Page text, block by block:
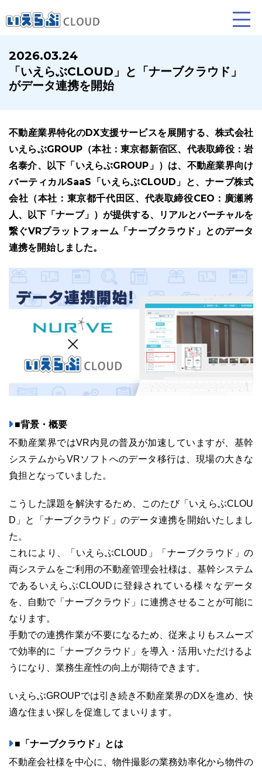
賃貸仲介 売買仲介
ホームページ制作について プラン紹介･制作の流れ
ホームページ制作実績
お役立ちブログ 資料ダウンロード
特長 サービス一覧
03-6689-1791
2026.03.24
「いえらぶCLOUD」と「ナーブクラウド」
がデータ連携を開始
不動産業界特化のDX支援サービスを展開する、株式会社
いえらぶGROUP（本社：東京都新宿区、代表取締役：岩
名泰介、以下「いえらぶGROUP」）は、不動産業界向け
バーティカルSaaS「いえらぶCLOUD」と、ナーブ株式
会社（本社：東京都千代田区、代表取締役CEO：廣瀬將
人、以下「ナーブ」）が提供する、リアルとバーチャルを
繋ぐVRプラットフォーム「ナーブクラウド」とのデータ
連携を開始しました。
■背景・概要
不動産業界ではVR内見の普及が加速していますが、基幹
システムからVRソフトへのデータ移行は、現場の大きな
負担となっていました。
こうした課題を解決するため、このたび「いえらぶCLOU
D」と「ナーブクラウド」のデータ連携を開始いたしまし
た。
これにより、「いえらぶCLOUD」「ナーブクラウド」の
両システムをご利用の不動産管理会社様は、基幹システム
であるいえらぶCLOUDに登録されている様々なデータ
を、自動で「ナーブクラウド」に連携させることが可能に
なります。
手動での連携作業が不要になるため、従来よりもスムーズ
で効率的に「ナーブクラウド」を導入・活用いただけるよ
うになり、業務生産性の向上が期待できます。
いえらぶGROUPでは引き続き不動産業界のDXを進め、快
適な住まい探しを促進してまいります。
■「ナーブクラウド」とは
不動産会社様を中心に、物件撮影の業務効率化から物件の